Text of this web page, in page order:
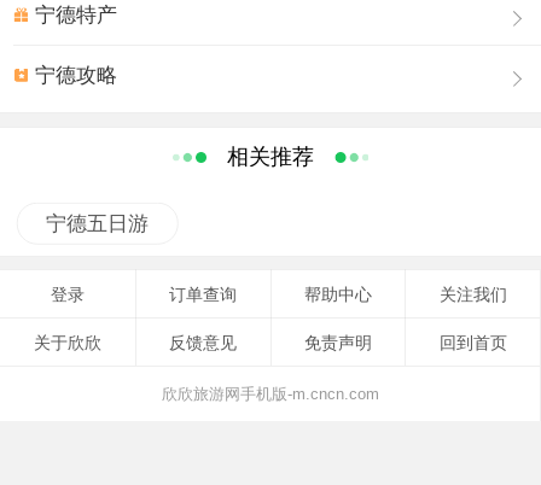
与霞浦交界的最高峰“目海尖”（ 海拔1192.4 米）的全貌，
南山（海拔 1301.7 米），远能眺望群山绵延之中的世界地
峰“东狮山”（海拔 1479米）云蒸霞蔚景象。
着淡紫色、红色和白色的杜鹃，与漫山遍野的野花竞相争
心花怒放。夏天，翠绿的山岗与蓝天白云融为一体，放眼
伏的草甸开着银白色的草花，在微风吹拂下，摆动着修颀
窈窕的身姿。冬天，泛红的草山与四周绿色的阔叶和针叶
宁德特产
宁德攻略
相关推荐
宁德五日游
登录 订单查询 帮助中心 关注我们
关于欣欣 反馈意见 免责声明 回到首页
欣欣旅游网手机版-m.cncn.com